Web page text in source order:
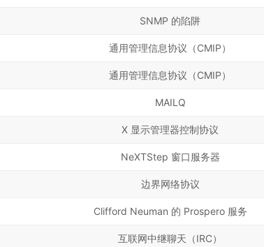
SNMP 的陷阱
通用管理信息协议（CMIP）
通用管理信息协议（CMIP）
MAILQ
X 显示管理器控制协议
NeXTStep 窗口服务器
边界网络协议
Clifford Neuman 的 Prospero 服务
互联网中继聊天（IRC）